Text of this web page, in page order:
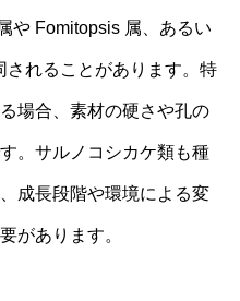
や Fomitopsis 属、あるい
れることがあります。特
場合、素材の硬さや孔の
。サルノコシカケ類も種
成長段階や環境による変
があります。